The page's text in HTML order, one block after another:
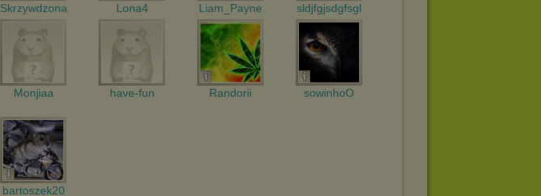
Skrzywdzona Lona4 Liam_Payne sldjfgjsdgfsgl
Monjiaa have-fun Randorii sowinhoO
bartoszek20